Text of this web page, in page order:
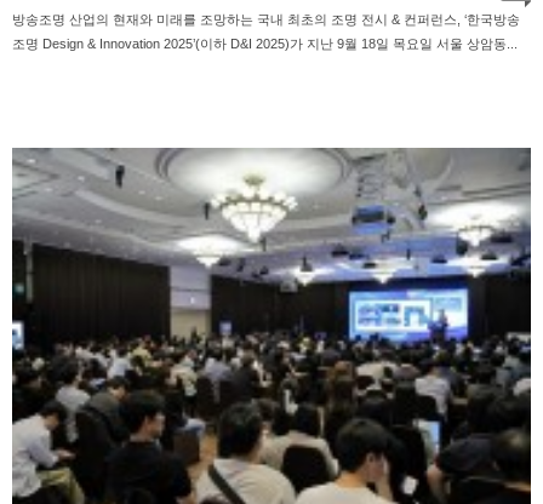
방송조명 산업의 현재와 미래를 조망하는 국내 최초의 조명 전시 & 컨퍼런스, ‘한국방송
조명 Design & Innovation 2025’(이하 D&I 2025)가 지난 9월 18일 목요일 서울 상암동...